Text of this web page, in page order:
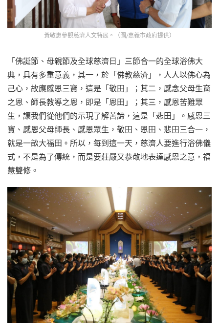
黃敏惠參觀慈濟人文特展。（圖/嘉義市政府提供）
「佛誕節、母親節及全球慈濟日」三節合一的全球浴佛大
典，具有多重意義，其一，於「佛教慈濟」，人人以佛心為
己心，故應感恩三寶，這是「敬田」；其二，感念父母生育
之恩、師長教導之恩，即是「恩田」；其三，感恩苦難眾
生，讓我們從他們的示現了解苦諦，這是「悲田」。感恩三
寶、感恩父母師長、感恩眾生，敬田、恩田、悲田三合一，
就是一畝大福田。所以，每到這一天，慈濟人要進行浴佛儀
式，不是為了傳統，而是要莊嚴又恭敬地表達感恩之意，福
慧雙修。